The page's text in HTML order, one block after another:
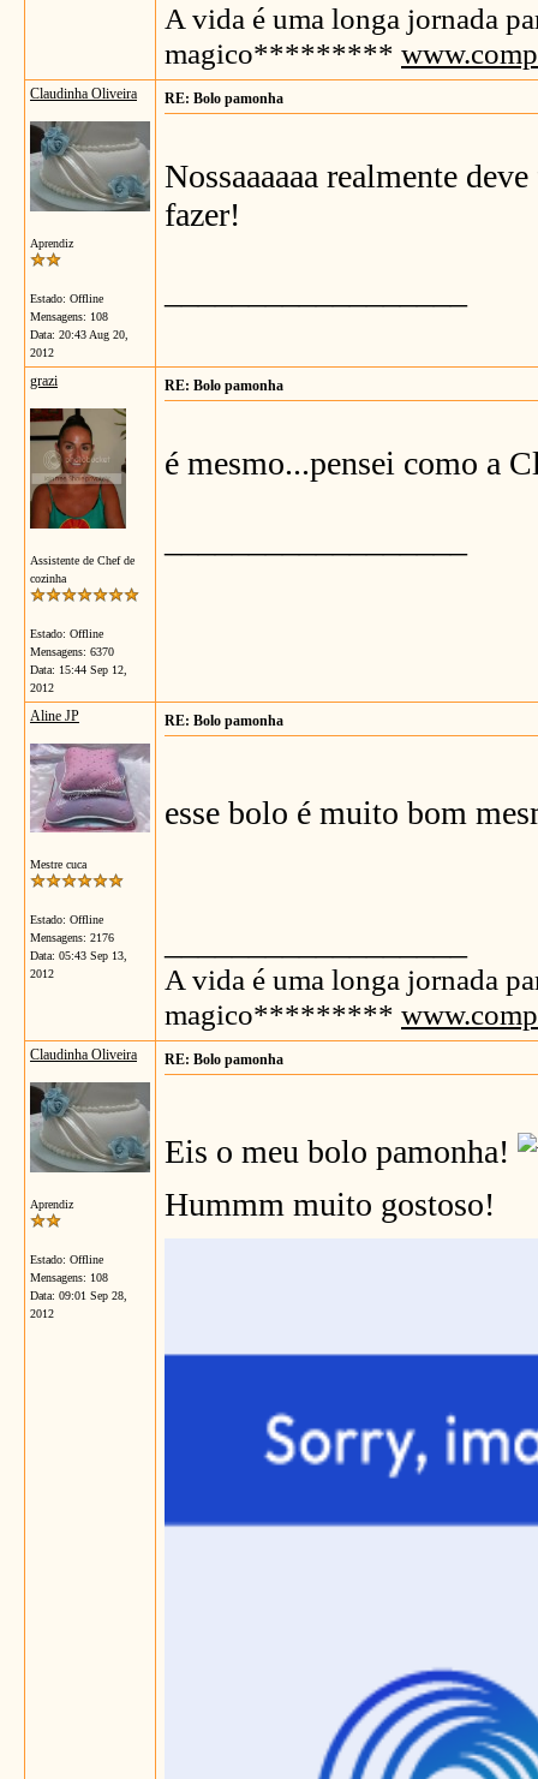
A vida é uma longa jornada
magico*********
Claudinha Oliveira
Aprendiz
Estado: Offline
Mensagens: 108
Data: 20:43 Aug 20,
2012
RE: Bolo pamonha
Nossaaaaaa realmente
fazer!
grazi
Assistente de Chef de
cozinha
Estado: Offline
Mensagens: 6370
Data: 15:44 Sep 12,
2012
RE: Bolo pamonha
é mesmo...pensei como a
Aline JP
Mestre cuca
Estado: Offline
Mensagens: 2176
Data: 05:43 Sep 13,
2012
RE: Bolo pamonha
esse bolo é muito bom
A vida é uma longa jornada
magico*********
Claudinha Oliveira
Aprendiz
Estado: Offline
Mensagens: 108
Data: 09:01 Sep 28,
2012
RE: Bolo pamonha
Eis o meu bolo pamonha!
Hummm muito gostoso!